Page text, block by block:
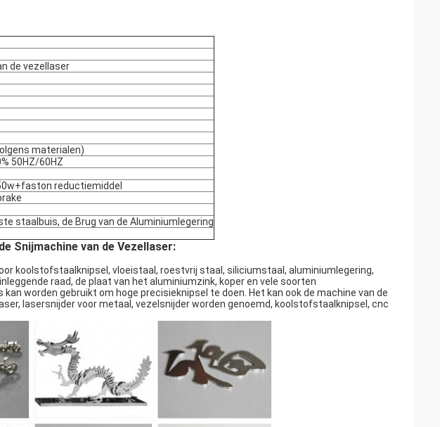
de vezellaser
materialen)
50HZ/60HZ
reductiemiddel
staalbuis, de Brug van de Aluminiumlegering
Snijmachine van de Vezellaser:
koolstofstaalknipsel, vloeistaal, roestvrij staal, siliciumstaal, aluminiumlegering,
raad, de plaat van het aluminiumzink, koper en vele soorten
worden gebruikt om hoge precisieknipsel te doen. Het kan ook de machine van de
lasersnijder voor metaal, vezelsnijder worden genoemd, koolstofstaalknipsel, cnc